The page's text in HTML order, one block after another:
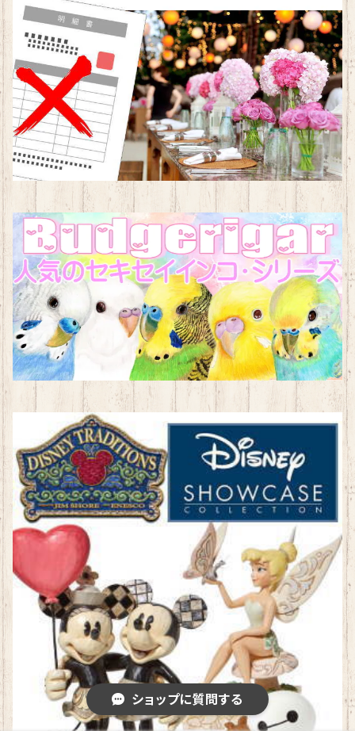
ショップに質問する